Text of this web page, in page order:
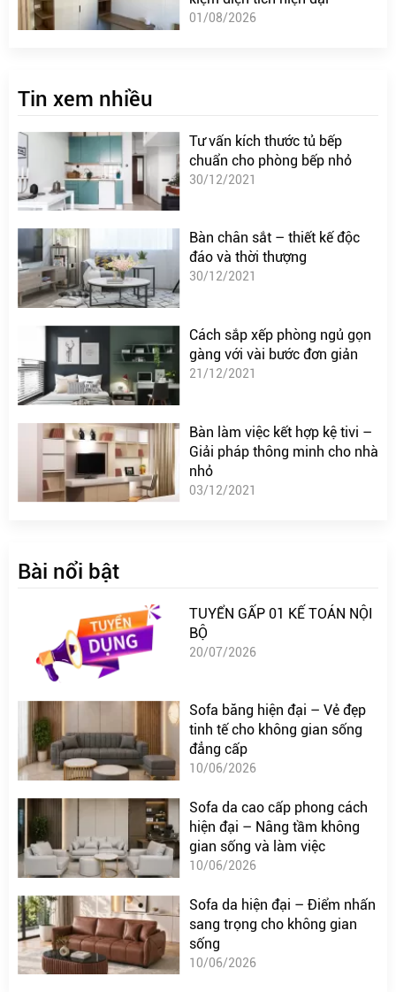
01/08/2026
Tin xem nhiều
Tư vấn kích thước tủ bếp
chuẩn cho phòng bếp nhỏ
30/12/2021
Bàn chân sắt – thiết kế độc
đáo và thời thượng
30/12/2021
Cách sắp xếp phòng ngủ gọn
gàng với vài bước đơn giản
21/12/2021
Bàn làm việc kết hợp kệ tivi –
Giải pháp thông minh cho nhà
nhỏ
03/12/2021
Bài nổi bật
TUYỂN GẤP 01 KẾ TOÁN NỘI
BỘ
20/07/2026
Sofa băng hiện đại – Vẻ đẹp
tinh tế cho không gian sống
đẳng cấp
10/06/2026
Sofa da cao cấp phong cách
hiện đại – Nâng tầm không
gian sống và làm việc
10/06/2026
Sofa da hiện đại – Điểm nhấn
sang trọng cho không gian
sống
10/06/2026